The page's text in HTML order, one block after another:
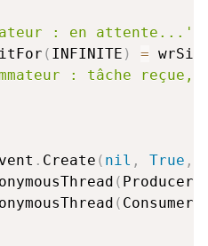
: en attente...'
( INFINITE ) =
: tâche
. Create ( nil , True ,
( Producer
( Consumer